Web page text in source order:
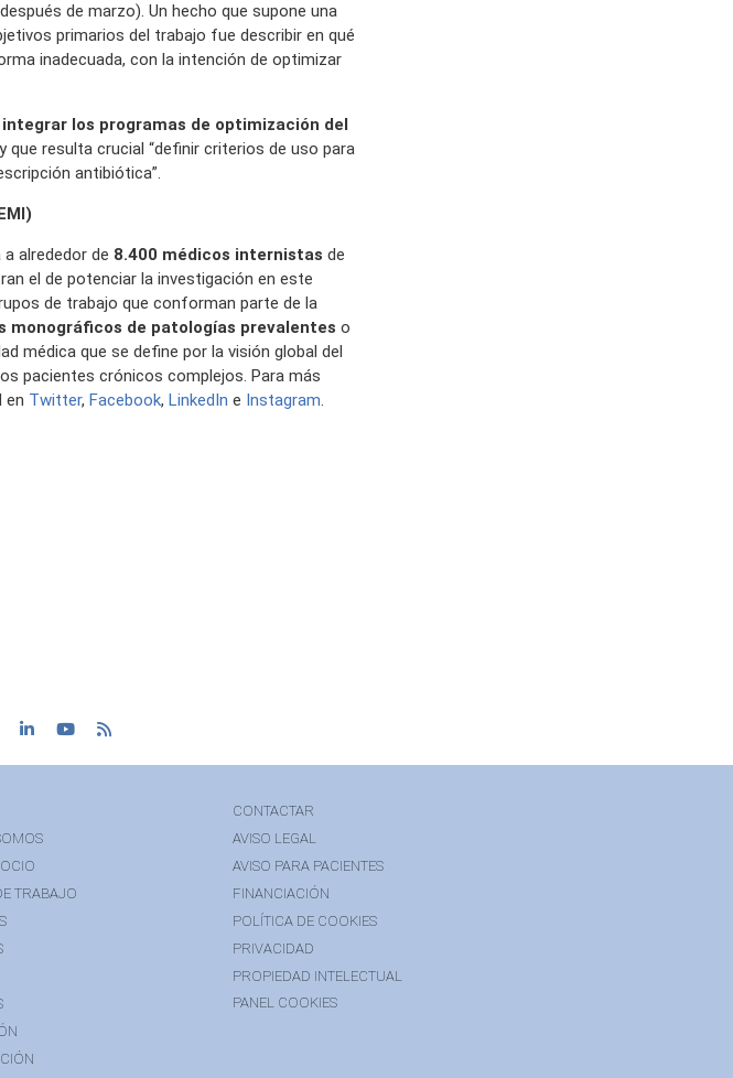
de marzo). Un hecho que supone una
primarios del trabajo fue describir en qué
inadecuada, con la intención de optimizar
integrar los programas de optimización del
y que resulta crucial “definir criterios de uso para
antibiótica”.
alrededor de 8.400 médicos internistas de
el de potenciar la investigación en este
de trabajo que conforman parte de la
monográficos de patologías prevalentes o
médica que se define por la visión global del
pacientes crónicos complejos. Para más
en Twitter, Facebook, LinkedIn e Instagram.
TRABAJO
CONTACTAR
AVISO LEGAL
AVISO PARA PACIENTES
FINANCIACIÓN
POLÍTICA DE COOKIES
PRIVACIDAD
PROPIEDAD INTELECTUAL
PANEL COOKIES